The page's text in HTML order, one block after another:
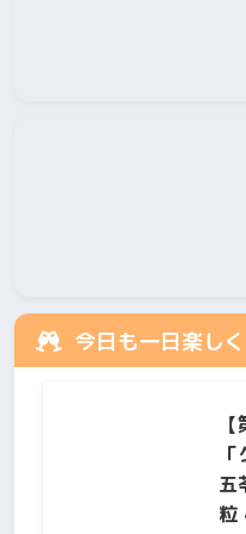
今日も一日楽し
五
粒